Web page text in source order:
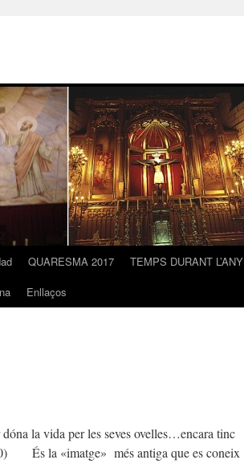
QUARESMA 2017 TEMPS DURANT L’ANY
Enllaços
la vida per les seves ovelles…encara tinc
És la «imatge» més antiga que es coneix